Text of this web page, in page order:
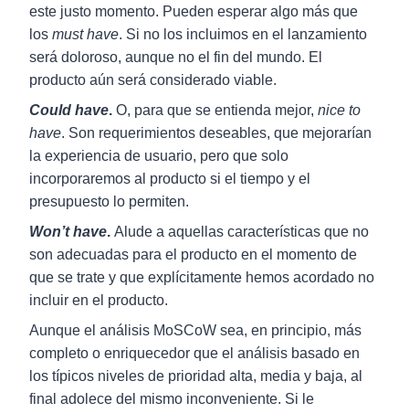
este justo momento. Pueden esperar algo más que
los must have. Si no los incluimos en el lanzamiento
será doloroso, aunque no el fin del mundo. El
producto aún será considerado viable.
Could have. O, para que se entienda mejor, nice to
have. Son requerimientos deseables, que mejorarían
la experiencia de usuario, pero que solo
incorporaremos al producto si el tiempo y el
presupuesto lo permiten.
Won’t have. Alude a aquellas características que no
son adecuadas para el producto en el momento de
que se trate y que explícitamente hemos acordado no
incluir en el producto.
Aunque el análisis MoSCoW sea, en principio, más
completo o enriquecedor que el análisis basado en
los típicos niveles de prioridad alta, media y baja, al
final adolece del mismo inconveniente. Si le